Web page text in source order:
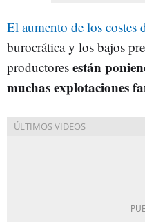
El aumento de los costes
burocrática y los bajos
productores están
muchas explotaciones